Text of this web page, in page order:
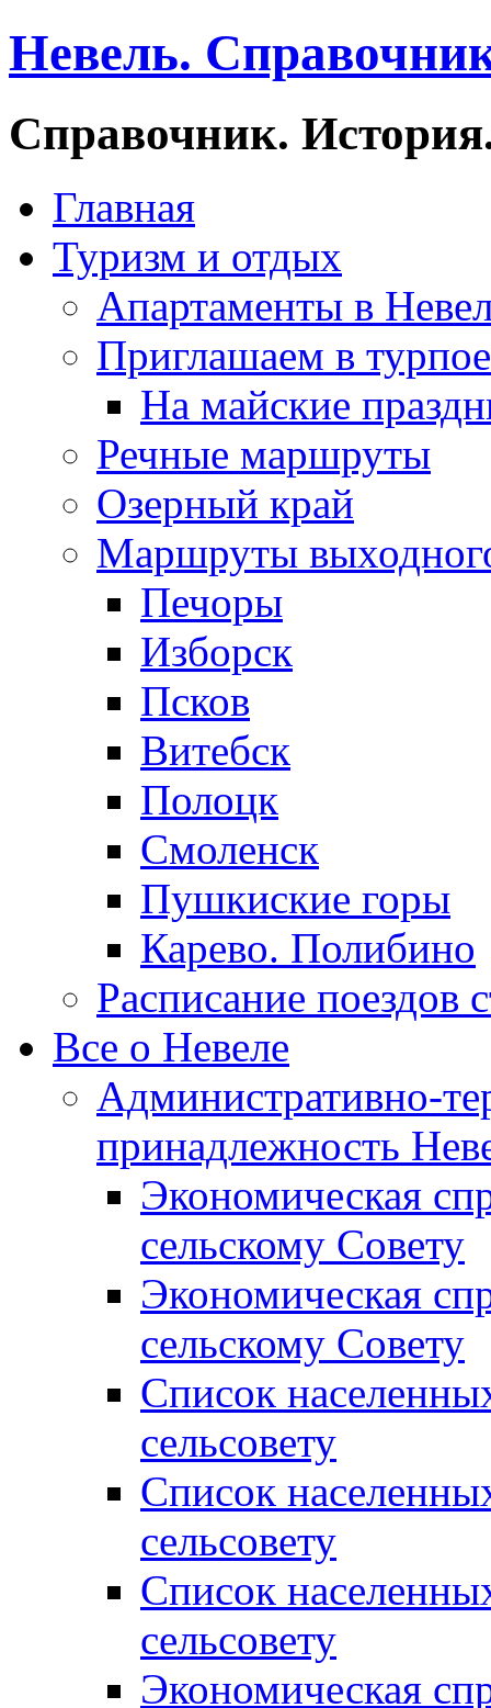
Невель.
Справочник.
Главная
Туризм и отдых
Апартаменты в
Приглашаем в
На майские
Речные маршруты
Озерный край
Маршруты
Печоры
Изборск
Псков
Витебск
Полоцк
Смоленск
Пушкиские горы
Карево. Полибино
Расписание поездов
Все о Невеле
Административно-
принадлежность
Экономическая
сельскому Совету
Экономическая
сельскому Совету
Список
сельсовету
Список
сельсовету
Список
сельсовету
Экономическая